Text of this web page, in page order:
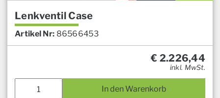
Lenkventil Case
Artikel Nr: 86566453
€ 2.226,44
inkl. MwSt.
In den Warenkorb